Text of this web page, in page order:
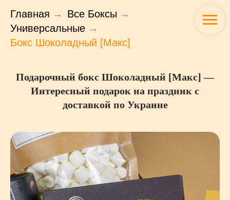
Главная → Все Боксы →
Универсальные →
Бокс Шоколадный [Макс]
Подарочный бокс Шоколадный [Макс] —
Интересный подарок на праздник с
доставкой по Украине